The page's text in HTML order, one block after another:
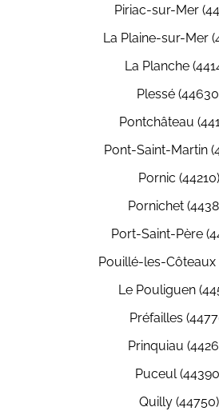
Piriac-sur-Mer
La Plaine-sur-Mer
La Planche
Plessé
Pontchâteau
Pont-Saint-Martin
Pornic (44210)
Pornichet
Port-Saint-Père
Pouillé-les-Côteaux
Le Pouliguen
Préfailles
Prinquiau
Puceul
Quilly (44750)